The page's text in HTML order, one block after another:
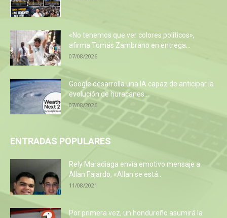
«No tenemos que ver colores políticos»,
afirma Tomás Zambrano en entrega...
07/08/2026
Google desarrolla una IA capaz de anticipar la
evolución de huracanes...
07/08/2026
ENTRADAS POPULARES
Rely Maradiaga envía emotivo mensaje a
Allan Fajardo, «Allan se está...
11/08/2021
Por primera vez, un hondureño asumirá la